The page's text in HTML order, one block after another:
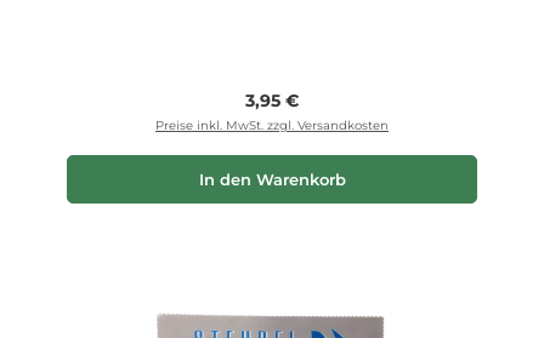
Regulärer Preis:
3,95 €
Preise inkl. MwSt. zzgl. Versandkosten
In den Warenkorb